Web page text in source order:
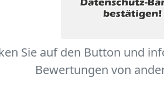
Sie auf den Button und
Bewertungen von